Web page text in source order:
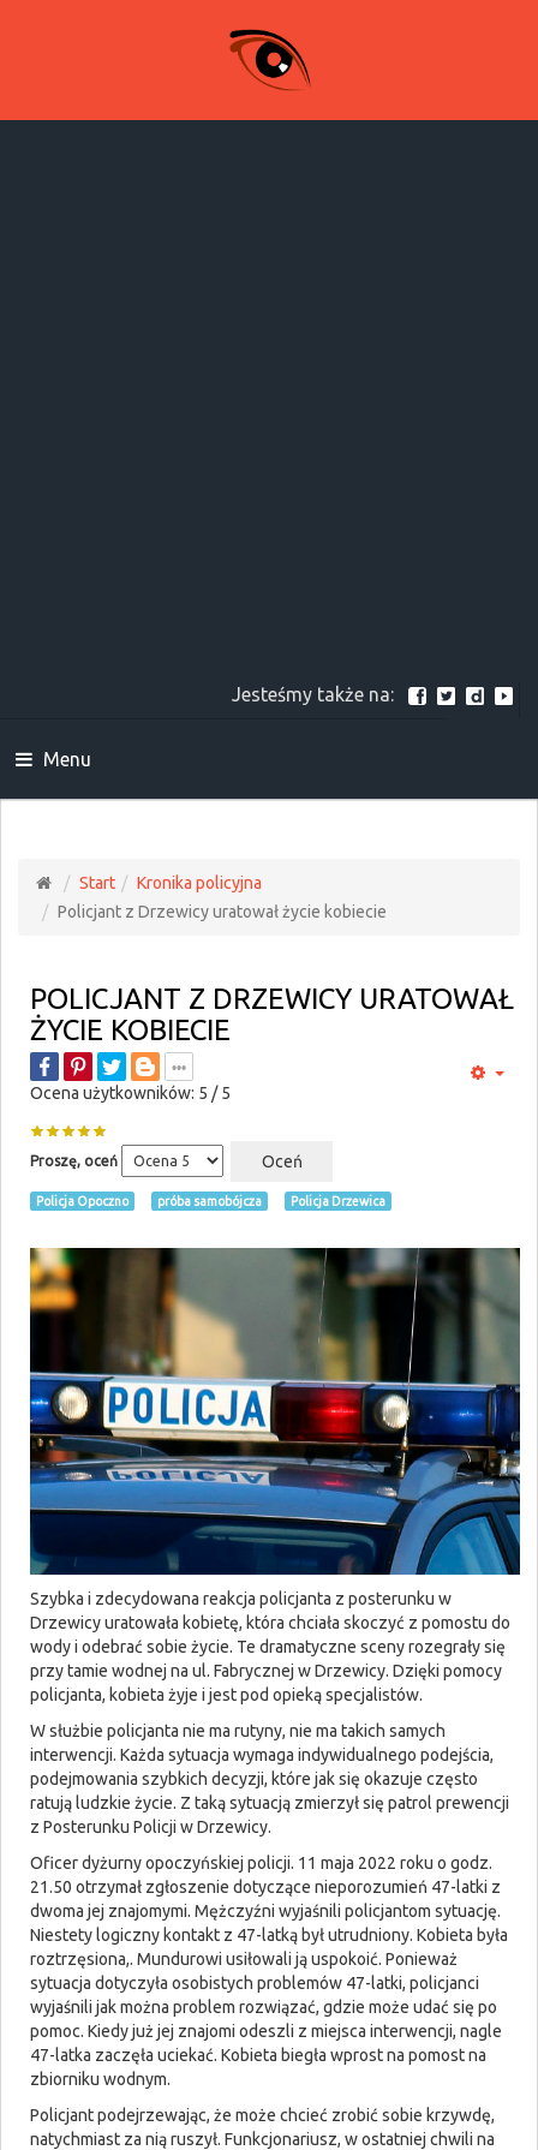
Jesteśmy także na:
Menu
Start
Kronika policyjna
Policjant z Drzewicy uratował życie kobiecie
POLICJANT Z DRZEWICY URATOWAŁ
ŻYCIE KOBIECIE
Ocena użytkowników: 5 /5
Proszę, oceń
Policja Opoczno próba samobójcza Policja Drzewica
Szybka i zdecydowana reakcja policjanta z posterunku w
Drzewicy uratowała kobietę, która chciała skoczyć z pomostu do
wody i odebrać sobie życie. Te dramatyczne sceny rozegrały się
przy tamie wodnej na ul. Fabrycznej w Drzewicy. Dzięki pomocy
policjanta, kobieta żyje i jest pod opieką specjalistów.
W służbie policjanta nie ma rutyny, nie ma takich samych
interwencji. Każda sytuacja wymaga indywidualnego podejścia,
podejmowania szybkich decyzji, które jak się okazuje często
ratują ludzkie życie. Z taką sytuacją zmierzył się patrol prewencji
z Posterunku Policji w Drzewicy.
Oficer dyżurny opoczyńskiej policji. 11 maja 2022 roku o godz.
21.50 otrzymał zgłoszenie dotyczące nieporozumień 47-latki z
dwoma jej znajomymi. Mężczyźni wyjaśnili policjantom sytuację.
Niestety logiczny kontakt z 47-latką był utrudniony. Kobieta była
roztrzęsiona,. Mundurowi usiłowali ją uspokoić. Ponieważ
sytuacja dotyczyła osobistych problemów 47-latki, policjanci
wyjaśnili jak można problem rozwiązać, gdzie może udać się po
pomoc. Kiedy już jej znajomi odeszli z miejsca interwencji, nagle
47-latka zaczęła uciekać. Kobieta biegła wprost na pomost na
zbiorniku wodnym.
Policjant podejrzewając, że może chcieć zrobić sobie krzywdę,
natychmiast za nią ruszył. Funkcjonariusz, w ostatniej chwili na